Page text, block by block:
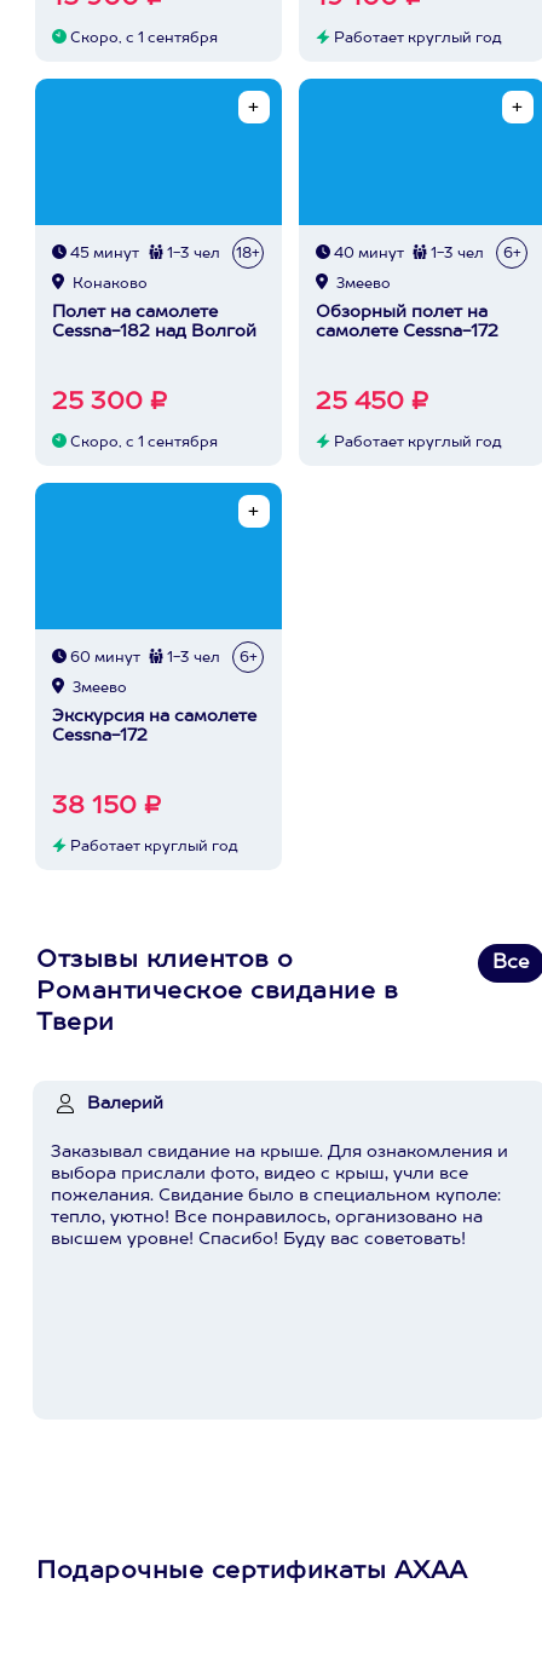
Скоро, с 1 сентября Работает круглый год
45 минут 1-3 чел 18+
Конаково
Полет на самолете
Cessna-182 над Волгой
25 300 ₽
Скоро, с 1 сентября
40 минут 1-3 чел 6+
Змеево
Обзорный полет на
самолете Cessna-172
25 450 ₽
Работает круглый год
60 минут 1-3 чел 6+
Змеево
Экскурсия на самолете
Cessna-172
38 150 ₽
Работает круглый год
Отзывы клиентов о
Романтическое свидание в
Твери
Все
Валерий
Заказывал свидание на крыше. Для ознакомления и
выбора прислали фото, видео с крыш, учли все
пожелания. Свидание было в специальном куполе:
тепло, уютно! Все понравилось, организовано на
высшем уровне! Спасибо! Буду вас советовать!
Подарочные сертификаты АХАА